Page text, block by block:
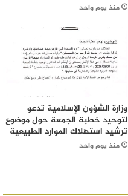
منذ يوم واحد
وزارة الشؤون الإسلامية تدعو
لتوحيد خطبة الجمعة حول موضوع
ترشيد استهلاك الموارد الطبيعية
منذ يوم واحد